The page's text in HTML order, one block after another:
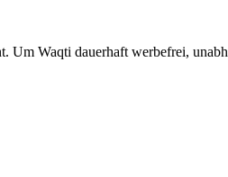
Um Waqti dauerhaft werbefrei,